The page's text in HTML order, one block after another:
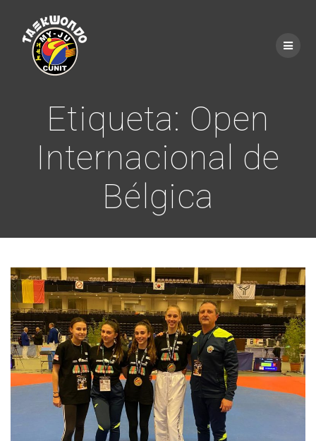
Etiqueta: Open
Internacional de
Bélgica